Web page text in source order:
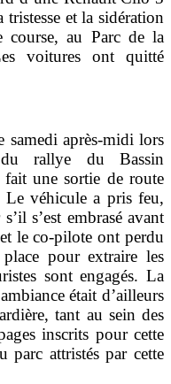
tristesse et la sidération
au Parc de la
voitures ont quitté
samedi après-midi lors
du rallye du Bassin
fait une sortie de route
Le véhicule a pris feu,
s’est embrasé avant
le co-pilote ont perdu
pour extraire les
sont engagés. La
était d’ailleurs
tant au sein des
inscrits pour cette
parc attristés par cette